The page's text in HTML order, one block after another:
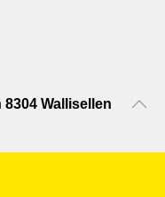
Wallisellen